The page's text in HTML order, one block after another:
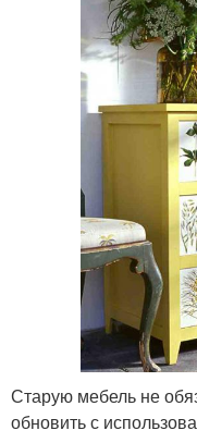
Старую мебель не
обновить с